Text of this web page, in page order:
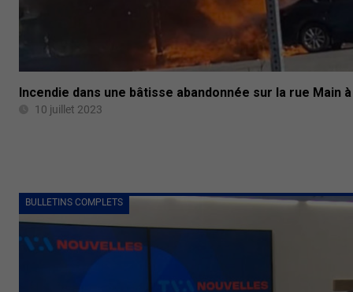
Incendie dans une bâtisse abandonnée sur la rue Main
10 juillet 2023
BULLETINS COMPLETS